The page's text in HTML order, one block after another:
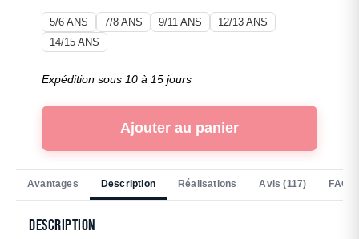
5/6 ANS 7/8 ANS 9/11 ANS
12/13 ANS
14/15 ANS
Expédition sous 10 à 15 jours
Ajouter au panier
Avantages Description Réalisations Avis (117) FAQ
Description